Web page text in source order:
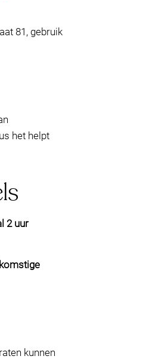
81, gebruik
het helpt
2 uur
kunnen